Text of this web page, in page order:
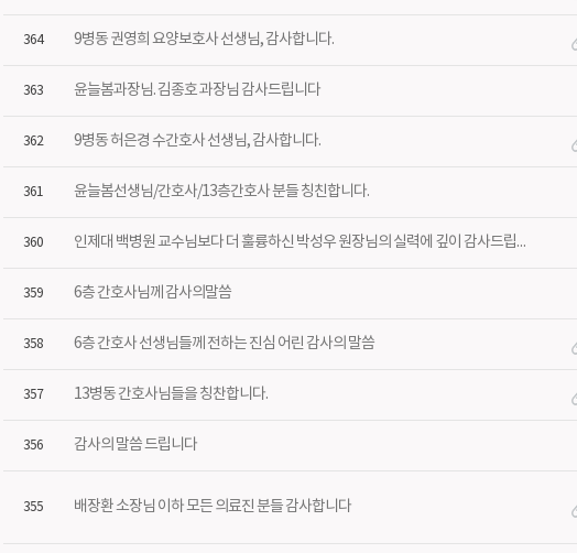
364 9병동 권영희 요양보호사 선생님, 감사합니다.
363 윤늘봄과장님. 김종호 과장님 감사드립니다
362 9병동 허은경 수간호사 선생님, 감사합니다.
361 윤늘봄선생님/간호사/13층간호사 분들 칭친합니다.
360 인제대 백병원 교수님보다 더 훌륭하신 박성우 원장님의 실력에 깊이 감사드립니다.
359 6층 간호사님께 감사의말씀
358 6층 간호사 선생님들께 전하는 진심 어린 감사의 말씀
357 13병동 간호사님들을 칭찬합니다.
356 감사의 말씀 드립니다
355 배장환 소장님 이하 모든 의료진 분들 감사합니다